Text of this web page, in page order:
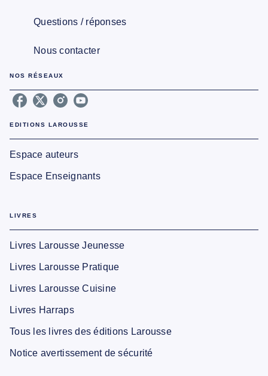
Questions / réponses
Nous contacter
NOS RÉSEAUX
EDITIONS LAROUSSE
Espace auteurs
Espace Enseignants
LIVRES
Livres Larousse Jeunesse
Livres Larousse Pratique
Livres Larousse Cuisine
Livres Harraps
Tous les livres des éditions Larousse
Notice avertissement de sécurité